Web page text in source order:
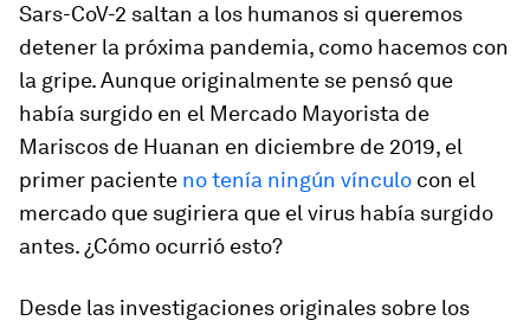
Sars-CoV-2 saltan a los humanos si queremos
detener la próxima pandemia, como hacemos con
la gripe. Aunque originalmente se pensó que
había surgido en el Mercado Mayorista de
Mariscos de Huanan en diciembre de 2019, el
primer paciente no tenía ningún vínculo con el
mercado que sugiriera que el virus había surgido
antes. ¿Cómo ocurrió esto?
Desde las investigaciones originales sobre los